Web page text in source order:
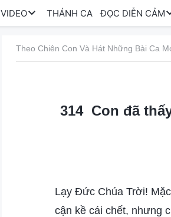
VIDEO THÁNH CA ĐỌC DIỄN CẢM
Theo Chiên Con Và Hát Những Bài Ca
314 Con đã
Lạy Đức Chúa Trời!
cận kề cái chết, nhưng